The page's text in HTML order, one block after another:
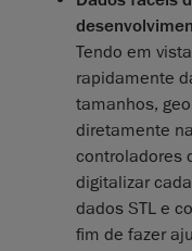
Tendo em
rapidamente
tamanhos,
diretamente
controladores
digitalizar
dados STL e
fim de fazer